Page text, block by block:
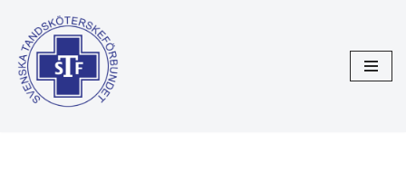
Hoppa
till
innehåll